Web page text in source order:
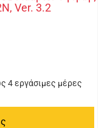
Ver. 3.2
4 εργάσιμες μέρες